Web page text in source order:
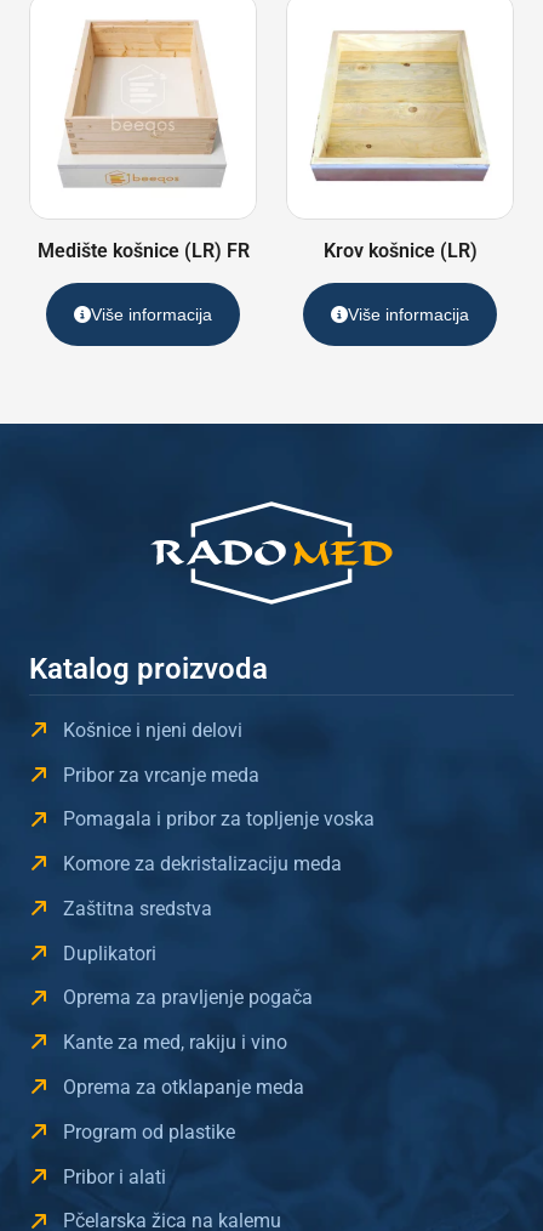
Medište košnice (LR) FR
Više informacija
Krov košnice (LR)
Više informacija
Katalog proizvoda
Košnice i njeni delovi
Pribor za vrcanje meda
Pomagala i pribor za topljenje voska
Komore za dekristalizaciju meda
Zaštitna sredstva
Duplikatori
Oprema za pravljenje pogača
Kante za med, rakiju i vino
Oprema za otklapanje meda
Program od plastike
Pribor i alati
Pčelarska žica na kalemu